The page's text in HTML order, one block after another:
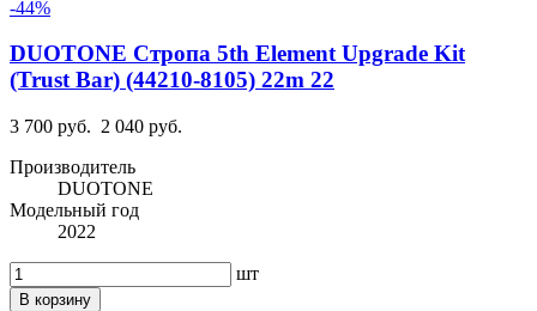
-44%
DUOTONE Стропа 5th Element Upgrade Kit
(Trust Bar) (44210-8105) 22m 22
3 700 руб. 2 040 руб.
Производитель
DUOTONE
Модельный год
2022
шт
В корзину